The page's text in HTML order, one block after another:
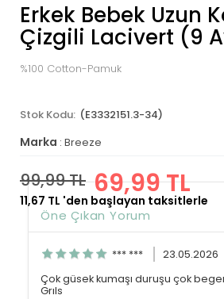
Erkek Bebek Uzun
Çizgili Lacivert (9
%100 Cotton-Pamuk
(E3332151.3-34)
Marka : Breeze
99,99 TL 69,99 TL
11,67 TL 'den başlayan taksitlerle
Öne Çıkan Yorum
*** ***
23.05.2026
Çok güsek kumaşı duruşu çok
Grıls